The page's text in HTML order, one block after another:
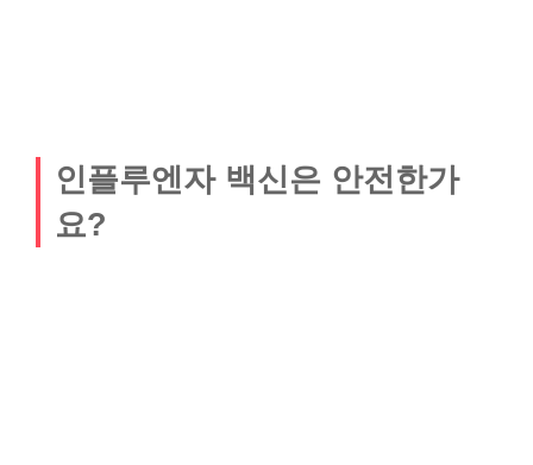
인플루엔자 백신은 안전한가
요?